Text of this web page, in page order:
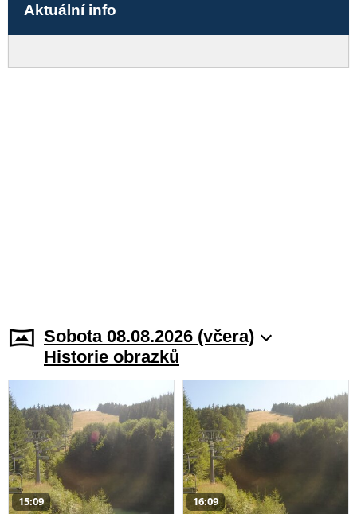
Aktuální info
Sobota 08.08.2026 (včera)
Historie obrazků
15:09 16:09